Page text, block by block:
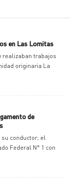
en Las Lomitas
realizaban trabajos
originaria La
de
su conductor; el
Federal N° 1 con